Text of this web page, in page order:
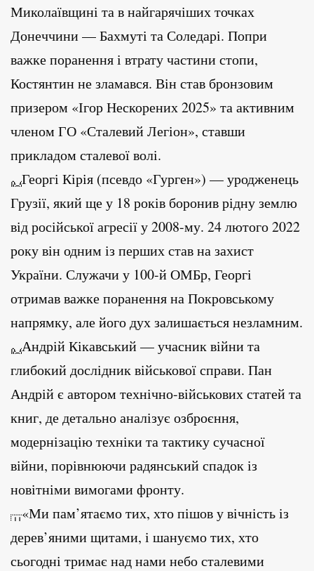
Миколаївщині та в найгарячіших точках
Донеччини — Бахмуті та Соледарі. Попри
важке поранення і втрату частини стопи,
Костянтин не зламався. Він став бронзовим
призером «Ігор Нескорених 2025» та активним
членом ГО «Сталевий Легіон», ставши
прикладом сталевої волі.
Георгі Кірія (псевдо «Гурген») — уродженець
Грузії, який ще у 18 років боронив рідну землю
від російської агресії у 2008-му. 24 лютого 2022
року він одним із перших став на захист
України. Служачи у 100-й ОМБр, Георгі
отримав важке поранення на Покровському
напрямку, але його дух залишається незламним.
Андрій Кікавський — учасник війни та
глибокий дослідник військової справи. Пан
Андрій є автором технічно-військових статей та
книг, де детально аналізує озброєння,
модернізацію техніки та тактику сучасної
війни, порівнюючи радянський спадок із
новітніми вимогами фронту.
«Ми пам’ятаємо тих, хто пішов у вічність із
дерев’яними щитами, і шануємо тих, хто
сьогодні тримає над нами небо сталевими